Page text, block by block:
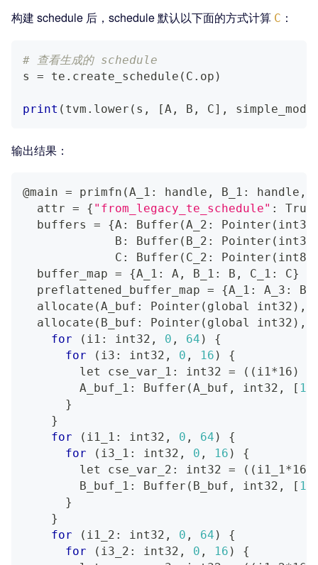
构建 schedule 后，schedule 默认以下面的方式计算 C ：
# 查看生成的 schedule
s = te . create_schedule ( C . op )
print ( tvm . lower ( s , [A , B , C] , simple_mode
输出结果：
@main = primfn (A_1: handle, B_1: handle,
  attr
= { "from_legacy_te_schedule" :
  buffers
= {A: Buffer (A_2: Pointer ( int32
             B: Buffer
( B_2: Pointer ( int32
             C: Buffer
( C_2: Pointer ( int8
  buffer_map
= {A_1: A, B_1: B, C_1: C}
  preflattened_buffer_map
= {A_1: A_3:
  allocate
(A_buf: Pointer ( global int32 ) ,
  allocate
( B_buf: Pointer ( global int32 ) ,
for
( i1: int32, 0 , 64 )
{
for
( i3: int32, 0 , 16 )
{
let
cse_var_1: int32 = (( i1*16 )
        A_buf_1: Buffer
(A_buf, int32, [
}
}
for
( i1_1: int32, 0 , 64 )
{
for
( i3_1: int32, 0 , 16 )
{
let
cse_var_2: int32 = (( i1_1*16
        B_buf_1: Buffer
( B_buf, int32, [
}
}
for
( i1_2: int32, 0 , 64 )
{
for
( i3_2: int32, 0 , 16 )
{